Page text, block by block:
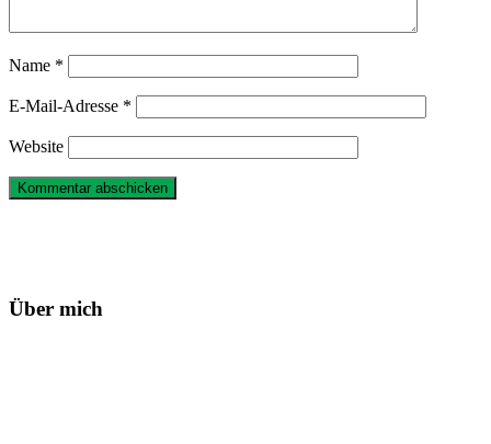
Name *
E-Mail-Adresse *
Website
Über mich